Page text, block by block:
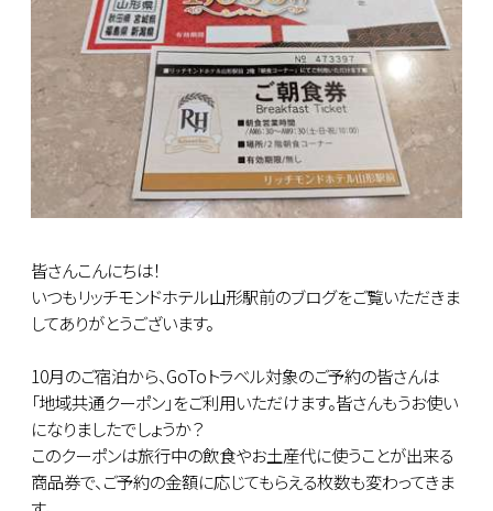
皆さんこんにちは！
いつもリッチモンドホテル山形駅前のブログをご覧いただきま
してありがとうございます。
10月のご宿泊から、GoToトラベル対象のご予約の皆さんは
「地域共通クーポン」をご利用いただけます。皆さんもうお使い
になりましたでしょうか？
このクーポンは旅行中の飲食やお土産代に使うことが出来る
商品券で、ご予約の金額に応じてもらえる枚数も変わってきま